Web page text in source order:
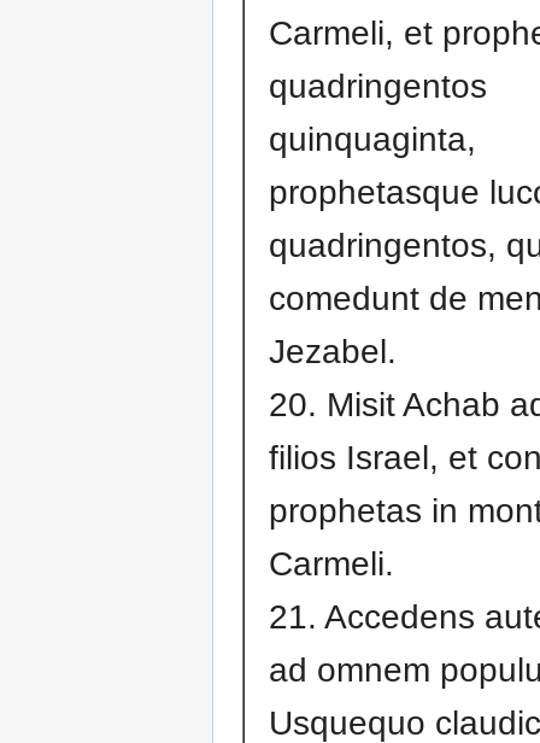
Carmeli, et
quadringentos
quinquaginta,
prophetasque
quadringentos,
comedunt de
Jezabel.
20. Misit Achab
filios Israel, et
prophetas in
Carmeli.
21. Accedens
ad omnem
Usquequo